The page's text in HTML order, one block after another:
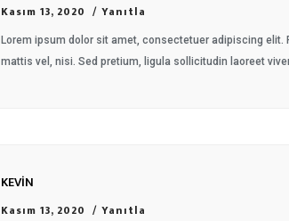
Kasım 13, 2020 Yanıtla
Lorem ipsum dolor sit amet, consectetuer adipiscing elit.
mattis vel, nisi. Sed pretium, ligula sollicitudin laoreet
KEVIN
Kasım 13, 2020 Yanıtla